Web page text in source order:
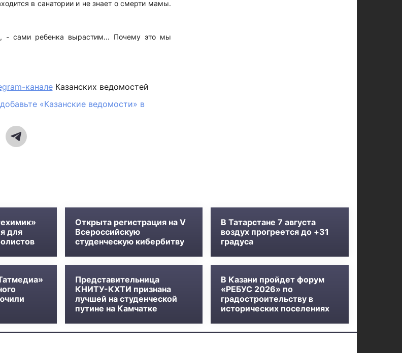
в санатории и не знает о смерти мамы.
- сами ребенка вырастим... Почему это мы
каналеКазанских ведомостей
«Казанские ведомости» в
для
Открыта регистрация на V
Всероссийскую
студенческую кибербитву
В Татарстане 7 августа
воздух прогреется до +31
градуса
Представительница
КНИТУ-КХТИ признана
лучшей на студенческой
путине на Камчатке
В Казани пройдет форум
«РЕБУС 2026» по
градостроительству в
исторических поселениях